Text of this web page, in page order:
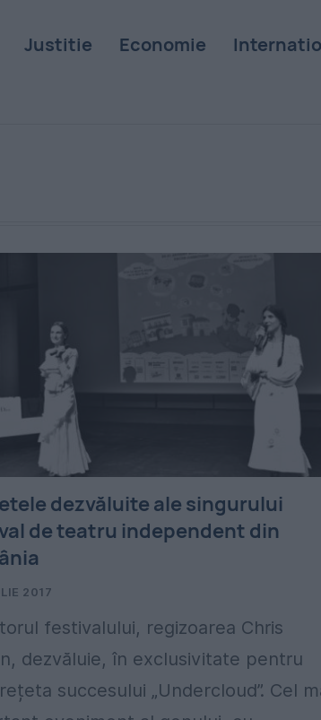
Justitie Economie
dezvăluite ale singurului
de teatru independent din
2017
festivalului, regizoarea Chris
dezvăluie, în exclusivitate pentru
succesului „Undercloud”. Cel